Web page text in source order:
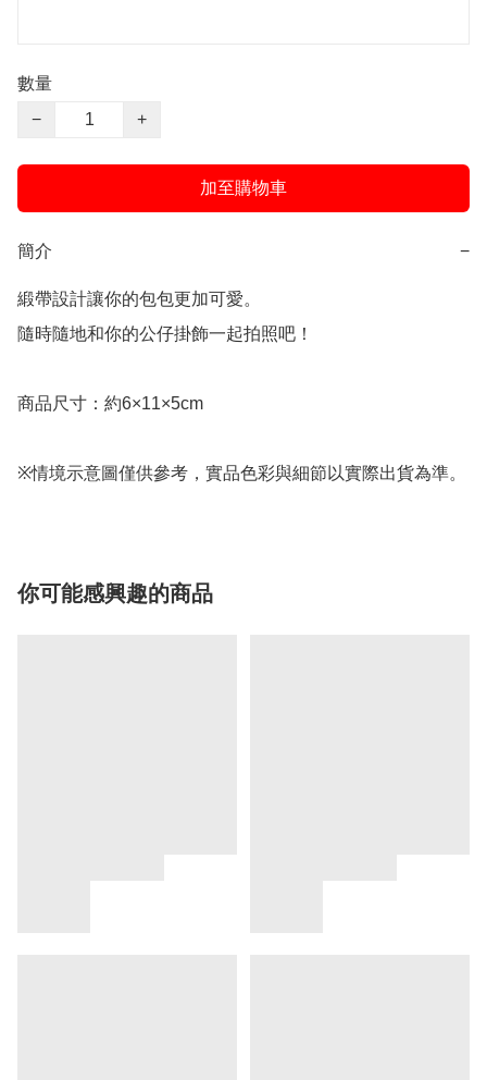
數量
−
+
加至購物車
簡介 −
緞帶設計讓你的包包更加可愛。
隨時隨地和你的公仔掛飾一起拍照吧！
商品尺寸：約6×11×5cm
※情境示意圖僅供參考，實品色彩與細節以實際出貨為準。
你可能感興趣的商品